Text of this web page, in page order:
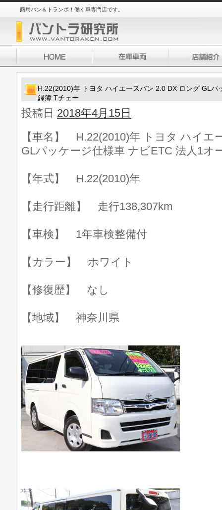
商用バン＆トランポ！働く車専門店です。
H.22(2010)年 トヨタ ハイエースバン 2.0 DX ロング GLパ
録簿 Tチェー
投稿日 2018年4月15日
【車名】 H.22(2010)年 トヨタ ハイエ
GLパッケージ仕様車 ナビETC 法人1オ
【年式】 H.22(2010)年
【走行距離】 走行138,307km
【車検】 1年車検整備付
【カラー】 ホワイト
【修復歴】 なし
【地域】 神奈川県